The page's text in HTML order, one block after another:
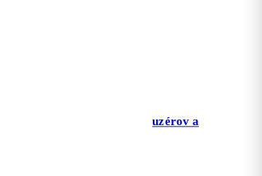
Vône do ultrasonických difuzérov a